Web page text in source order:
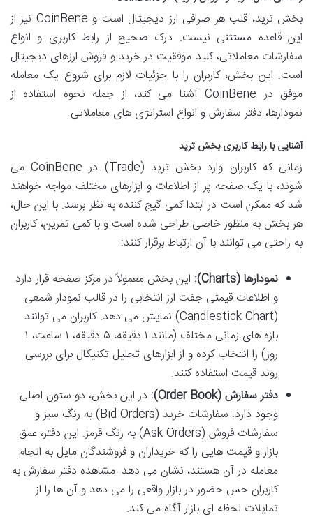
بخش ترید، قلب هر صرافی ارز دیجیتال است و CoinBene نیز از
این قاعده مستثنی نیست. درک صحیح از رابط کاربری و انواع
سفارشات معاملاتی، کلید موفقیت در خرید و فروش ارزهای دیجیتال
است. این بخش، کاربران را با جزئیات لازم برای شروع یک معامله
موفق در CoinBene آشنا می کند، از جمله نحوه استفاده از
نمودارها، دفتر سفارش و انواع استراتژی های معاملاتی.
آشنایی با رابط کاربری بخش ترید
زمانی که کاربران وارد بخش ترید (Trade) در CoinBene می
شوند، با یک صفحه پر از اطلاعات و ابزارهای مختلف مواجه خواهند
شد که ممکن است در ابتدا کمی گیج کننده به نظر برسد. با این حال،
هر بخش به منظور خاصی طراحی شده است و با کمی تمرین، کاربران
به راحتی می توانند با آن ارتباط برقرار کنند:
نمودارها (Charts):
این بخش معمولاً در مرکز صفحه قرار دارد
و اطلاعات قیمتی جفت ارز انتخابی را در قالب نمودار شمعی
(Candlestick Chart) نمایش می دهد. کاربران می توانند
بازه های زمانی مختلف (مانند ۱ دقیقه، ۵ دقیقه، ۱ ساعت، ۱
روز) را انتخاب کرده و از ابزارهای تحلیل تکنیکال برای بررسی
روند قیمت استفاده کنند.
دفتر سفارش (Order Book):
در این بخش، دو ستون اصلی
وجود دارد: سفارشات خرید (Bid Orders) به رنگ سبز و
سفارشات فروش (Ask Orders) به رنگ قرمز. این دفتر، عمق
بازار و قیمت هایی را که خریداران و فروشندگان مایل به انجام
معامله در آن هستند، نشان می دهد. مشاهده دفتر سفارش به
کاربران حس حضور در بازار واقعی را می دهد و آن ها را از
تمایلات لحظه ای بازار آگاه می کند.